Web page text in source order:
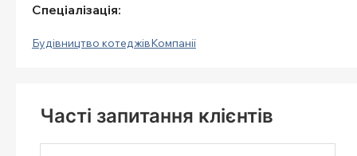
Спеціалізація:
Будівництво котеджівКомпанії
Часті запитання клієнтів